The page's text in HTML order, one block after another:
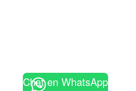
Chat en WhatsApp